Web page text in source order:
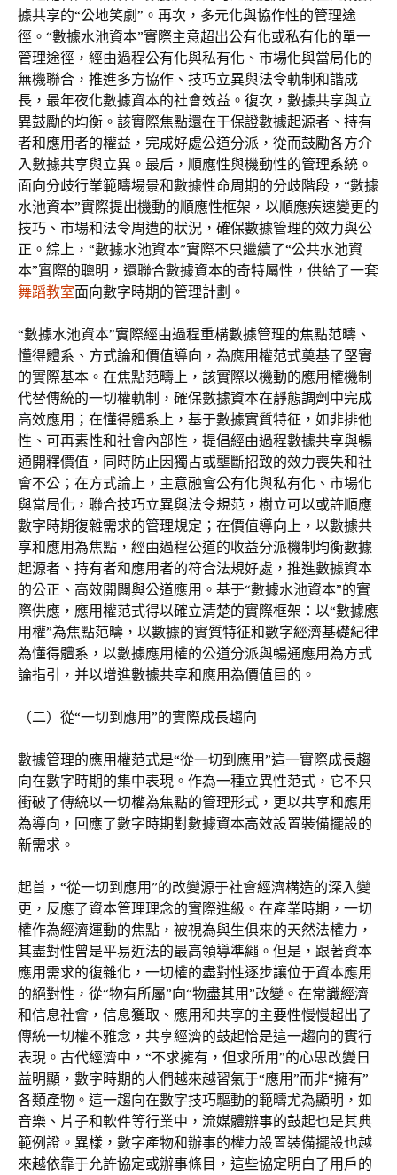
據共享的“公地笑劇”。再次，多元化與協作性的管理途
徑。“數據水池資本”實際主意超出公有化或私有化的單一
管理途徑，經由過程公有化與私有化、市場化與當局化的
無機聯合，推進多方協作、技巧立異與法令軌制和諧成
長，最年夜化數據資本的社會效益。復次，數據共享與立
異鼓勵的均衡。該實際焦點還在于保證數據起源者、持有
者和應用者的權益，完成好處公道分派，從而鼓勵各方介
入數據共享與立異。最后，順應性與機動性的管理系統。
面向分歧行業範疇場景和數據性命周期的分歧階段，“數據
水池資本”實際提出機動的順應性框架，以順應疾速變更的
技巧、市場和法令周遭的狀況，確保數據管理的效力與公
正。綜上，“數據水池資本”實際不只繼續了“公共水池資
本”實際的聰明，還聯合數據資本的奇特屬性，供給了一套
舞蹈教室面向數字時期的管理計劃。
“數據水池資本”實際經由過程重構數據管理的焦點范疇、
懂得體系、方式論和價值導向，為應用權范式奠基了堅實
的實際基本。在焦點范疇上，該實際以機動的應用權機制
代替傳統的一切權軌制，確保數據資本在靜態調劑中完成
高效應用；在懂得體系上，基于數據實質特征，如非排他
性、可再素性和社會內部性，提倡經由過程數據共享與暢
通開釋價值，同時防止因獨占或壟斷招致的效力喪失和社
會不公；在方式論上，主意融會公有化與私有化、市場化
與當局化，聯合技巧立異與法令規范，樹立可以或許順應
數字時期復雜需求的管理規定；在價值導向上，以數據共
享和應用為焦點，經由過程公道的收益分派機制均衡數據
起源者、持有者和應用者的符合法規好處，推進數據資本
的公正、高效開闢與公道應用。基于“數據水池資本”的實
際供應，應用權范式得以確立清楚的實際框架：以“數據應
用權”為焦點范疇，以數據的實質特征和數字經濟基礎紀律
為懂得體系，以數據應用權的公道分派與暢通應用為方式
論指引，并以增進數據共享和應用為價值目的。
（二）從“一切到應用”的實際成長趨向
數據管理的應用權范式是“從一切到應用”這一實際成長趨
向在數字時期的集中表現。作為一種立異性范式，它不只
衝破了傳統以一切權為焦點的管理形式，更以共享和應用
為導向，回應了數字時期對數據資本高效設置裝備擺設的
新需求。
起首，“從一切到應用”的改變源于社會經濟構造的深入變
更，反應了資本管理理念的實際進級。在產業時期，一切
權作為經濟運動的焦點，被視為與生俱來的天然法權力，
其盡對性曾是平易近法的最高領導準繩。但是，跟著資本
應用需求的復雜化，一切權的盡對性逐步讓位于資本應用
的絕對性，從“物有所屬”向“物盡其用”改變。在常識經濟
和信息社會，信息獲取、應用和共享的主要性慢慢超出了
傳統一切權不雅念，共享經濟的鼓起恰是這一趨向的實行
表現。古代經濟中，“不求擁有，但求所用”的心思改變日
益明顯，數字時期的人們越來越習氣于“應用”而非“擁有”
各類產物。這一趨向在數字技巧驅動的範疇尤為顯明，如
音樂、片子和軟件等行業中，流媒體辦事的鼓起也是其典
範例證。異樣，數字產物和辦事的權力設置裝備擺設也越
來越依靠于允許協定或辦事條目，這些協定明白了用戶的